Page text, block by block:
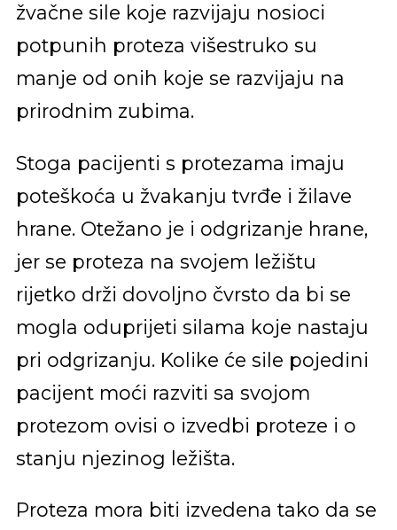
žvačne sile koje razvijaju nosioci
potpunih proteza višestruko su
manje od onih koje se razvijaju na
prirodnim zubima.
Stoga pacijenti s protezama imaju
poteškoća u žvakanju tvrđe i žilave
hrane. Otežano je i odgrizanje hrane,
jer se proteza na svojem ležištu
rijetko drži dovoljno čvrsto da bi se
mogla oduprijeti silama koje nastaju
pri odgrizanju. Kolike će sile pojedini
pacijent moći razviti sa svojom
protezom ovisi o izvedbi proteze i o
stanju njezinog ležišta.
Proteza mora biti izvedena tako da se